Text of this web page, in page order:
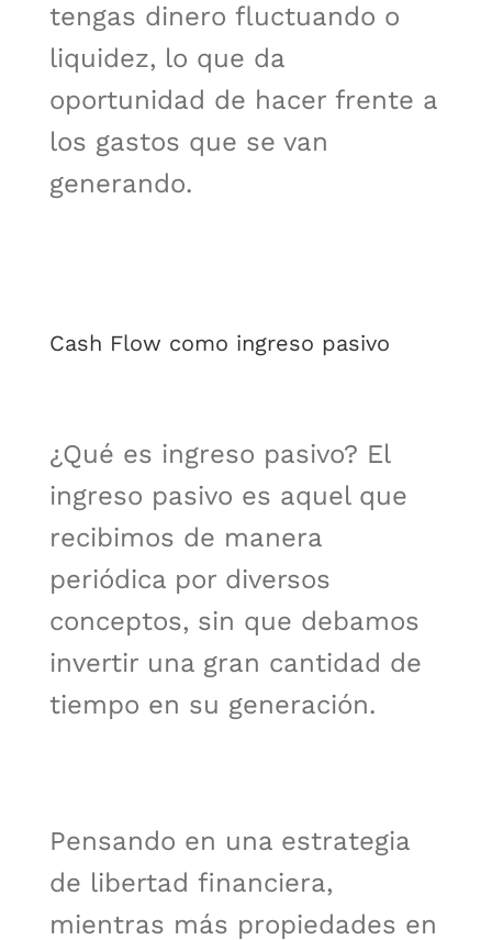
tengas dinero fluctuando o
liquidez, lo que da
oportunidad de hacer frente a
los gastos que se van
generando.
Cash Flow como ingreso pasivo
¿Qué es ingreso pasivo? El
ingreso pasivo es aquel que
recibimos de manera
periódica por diversos
conceptos, sin que debamos
invertir una gran cantidad de
tiempo en su generación.
Pensando en una estrategia
de libertad financiera,
mientras más propiedades en